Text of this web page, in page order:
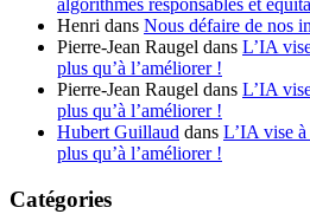
algorithmes responsables et
Henri dans Nous défaire de nos
Pierre-Jean Raugel dans L’IA
plus qu’à l’améliorer !
Pierre-Jean Raugel dans L’IA
plus qu’à l’améliorer !
Hubert Guillaud dans L’IA vise
plus qu’à l’améliorer !
Catégories